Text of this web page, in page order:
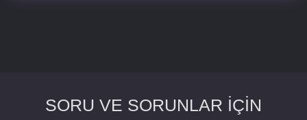
SORU VE SORUNLAR İÇİN